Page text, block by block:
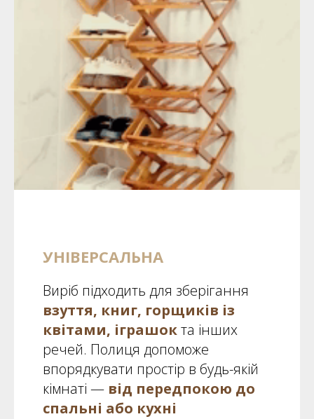
УНІВЕРСАЛЬНА
Виріб підходить для зберігання
взуття, книг, горщиків із
квітами, іграшокта інших
речей. Полиця допоможе
впорядкувати простір в будь-якій
кімнаті — від передпокою до
спальні або кухні